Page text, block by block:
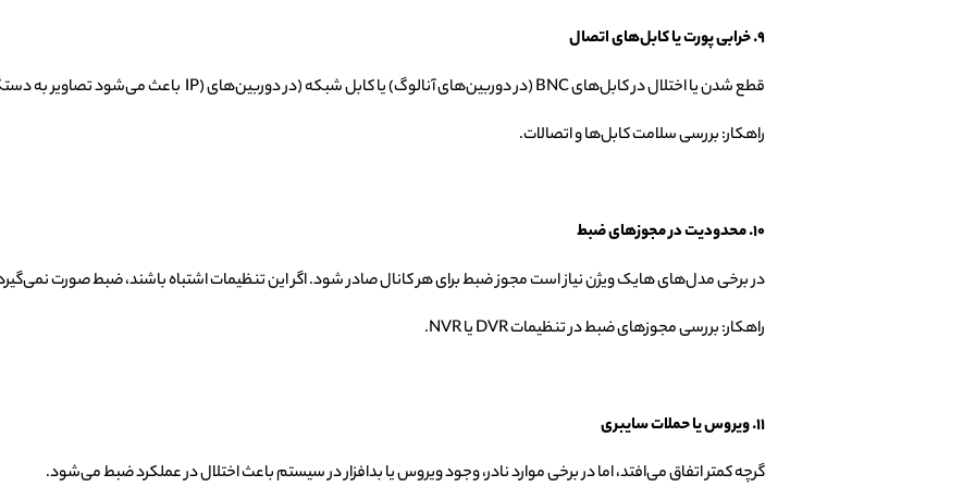
۹. خرابی پورت یا کابل‌های اتصال
قطع شدن یا اختلال در کابل‌های BNC (در دوربین‌های آنالوگ) یا کابل شبکه (در دوربین‌های (IP باعث می‌شود تصاویر به دستگاه ضبط نرسد.
راهکار: بررسی سلامت کابل‌ها و اتصالات.
۱۰. محدودیت در مجوزهای ضبط
در برخی مدل‌های هایک ویژن نیاز است مجوز ضبط برای هر کانال صادر شود. اگر این تنظیمات اشتباه باشند، ضبط صورت
راهکار: بررسی مجوزهای ضبط در تنظیمات DVR یا NVR.
۱۱. ویروس یا حملات سایبری
گرچه کمتر اتفاق می‌افتد، اما در برخی موارد نادر، وجود ویروس یا بدافزار در سیستم باعث اختلال در عملکرد ضبط می‌شود.